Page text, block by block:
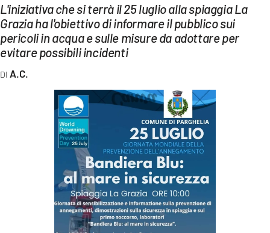
LAC ONAIR
LaC
LACONAIR.IT
ILREGGINO.IT
COSENZACHANNEL.IT
L'iniziativa che si terrà il 25 luglio alla spiaggia La
Grazia ha l'obiettivo di informare il pubblico sui
pericoli in acqua e sulle misure da adottare per
evitare possibili incidenti
A.C.